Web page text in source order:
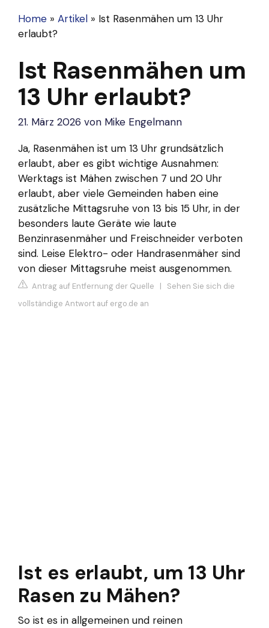
Home » Artikel » Ist Rasenmähen um 13 Uhr
erlaubt?
Ist Rasenmähen um
13 Uhr erlaubt?
21. März 2026 von Mike Engelmann
Ja, Rasenmähen ist um 13 Uhr grundsätzlich
erlaubt, aber es gibt wichtige Ausnahmen:
Werktags ist Mähen zwischen 7 und 20 Uhr
erlaubt, aber viele Gemeinden haben eine
zusätzliche Mittagsruhe von 13 bis 15 Uhr, in der
besonders laute Geräte wie laute
Benzinrasenmäher und Freischneider verboten
sind. Leise Elektro- oder Handrasenmäher sind
von dieser Mittagsruhe meist ausgenommen.
Antrag auf Entfernung der Quelle | Sehen Sie sich die
vollständige Antwort auf ergo.de an
Ist es erlaubt, um 13 Uhr
Rasen zu Mähen?
So ist es in allgemeinen und reinen